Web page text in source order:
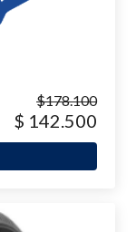
$178.100
$ 142.500